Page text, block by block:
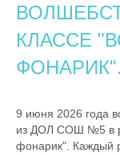
КЛАССЕ
9 июня 2026 года
из ДОЛ СОШ №5 в
фонарик". Каждый